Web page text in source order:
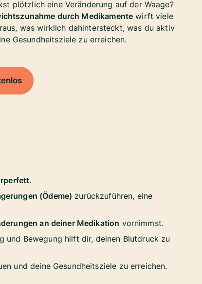
plötzlich eine Veränderung auf der Waage?
durch Medikamente wirft viele
was wirklich dahintersteckt, was du aktiv
Gesundheitsziele zu erreichen.
.
(Ödeme) zurückzuführen, eine
an deiner Medikation vornimmst.
und Bewegung hilft dir, deinen Blutdruck zu
und deine Gesundheitsziele zu erreichen.